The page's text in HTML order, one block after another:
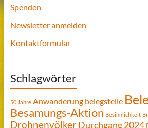
Spenden
Newsletter anmelden
Kontaktformular
Schlagwörter
50 Jahre Anwanderung belegstelle
Besamungs-Aktion Besinnlichkeit
DrohnenvölkerDurchgang 2024